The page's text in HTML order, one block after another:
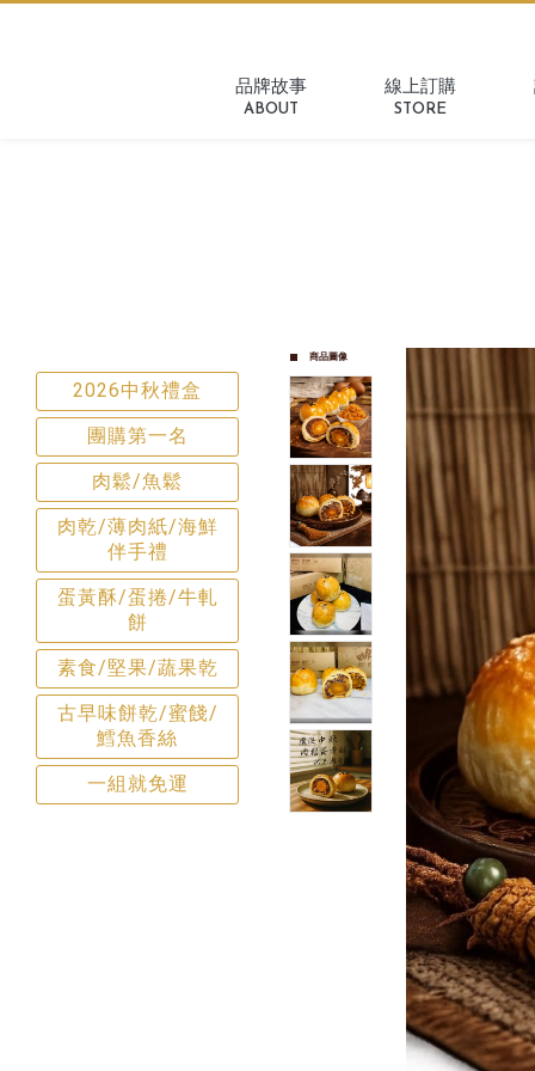
品牌故事
ABOUT
線上訂購
STORE
2026中秋禮盒
團購第一名
肉鬆/魚鬆
肉乾/薄肉紙/海鮮
伴手禮
蛋黃酥/蛋捲/牛軋
餅
素食/堅果/蔬果乾
古早味餅乾/蜜餞/
鱈魚香絲
一組就免運
商品圖像